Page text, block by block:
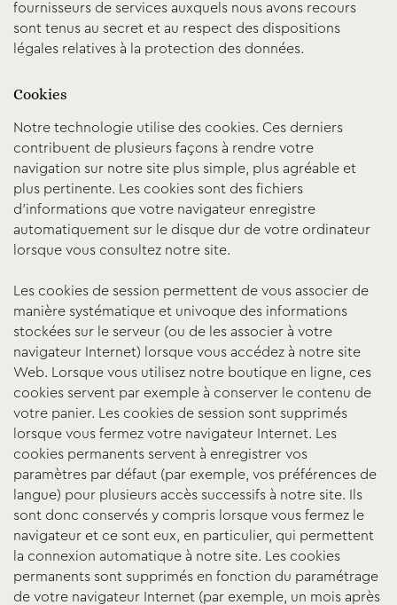
fournisseurs de services auxquels nous avons recours
sont tenus au secret et au respect des dispositions
légales relatives à la protection des données.
Cookies
Notre technologie utilise des cookies. Ces derniers
contribuent de plusieurs façons à rendre votre
navigation sur notre site plus simple, plus agréable et
plus pertinente. Les cookies sont des fichiers
d’informations que votre navigateur enregistre
automatiquement sur le disque dur de votre ordinateur
lorsque vous consultez notre site.
Les cookies de session permettent de vous associer de
manière systématique et univoque des informations
stockées sur le serveur (ou de les associer à votre
navigateur Internet) lorsque vous accédez à notre site
Web. Lorsque vous utilisez notre boutique en ligne, ces
cookies servent par exemple à conserver le contenu de
votre panier. Les cookies de session sont supprimés
lorsque vous fermez votre navigateur Internet. Les
cookies permanents servent à enregistrer vos
paramètres par défaut (par exemple, vos préférences de
langue) pour plusieurs accès successifs à notre site. Ils
sont donc conservés y compris lorsque vous fermez le
navigateur et ce sont eux, en particulier, qui permettent
la connexion automatique à notre site. Les cookies
permanents sont supprimés en fonction du paramétrage
de votre navigateur Internet (par exemple, un mois après